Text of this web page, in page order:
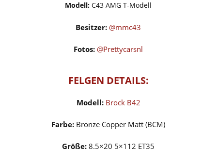
Modell: C43 AMG T-Modell
Besitzer: @mmc43
Fotos: @Prettycarsnl
FELGEN DETAILS:
Modell: Brock B42
Farbe: Bronze Copper Matt (BCM)
Größe: 8.5×20 5×112 ET35